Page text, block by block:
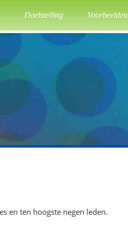
Doelstelling Voorbeelden
en ten hoogste negen leden.